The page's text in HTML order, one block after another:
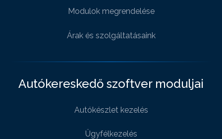
Modulok megrendelése
Árak és szolgáltatásaink
Autókereskedő szoftver moduljai
Autókészlet kezelés
Ügyfélkezelés